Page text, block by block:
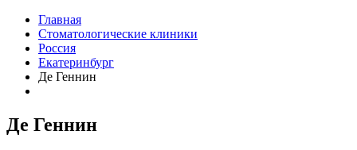
Главная
Стоматологические клиники
Россия
Екатеринбург
Де Геннин
Де Геннин